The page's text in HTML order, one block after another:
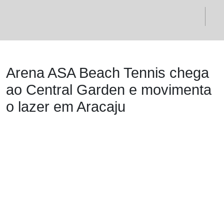
Arena ASA Beach Tennis chega
ao Central Garden e movimenta
o lazer em Aracaju